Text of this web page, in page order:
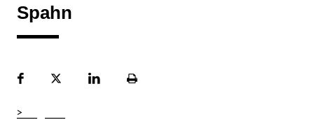
Spahn
FacebookPlattformLinekdInSeite
>